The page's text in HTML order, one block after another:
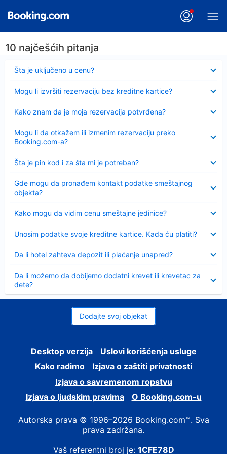
10 najčešćih pitanja
Šta je uključeno u cenu?
Sažeto
Mogu li izvršiti rezervaciju bez kreditne kartice?
Kako znam da je moja rezervacija potvrđena?
Mogu li da otkažem ili izmenim rezervaciju preko
Booking.com-a?
Šta je pin kod i za šta mi je potreban?
Sažeto
Gde mogu da pronađem kontakt podatke smeštajnog
objekta?
Kako mogu da vidim cenu smeštajne jedinice?
Unosim podatke svoje kreditne kartice. Kada ću platiti?
Da li hotel zahteva depozit ili plaćanje unapred?
Da li možemo da dobijemo dodatni krevet ili krevetac za
dete?
Dodajte svoj objekat
Desktop verzija
Uslovi korišćenja usluge
Kako radimo
Izjava o zaštiti privatnosti
Izjava o savremenom ropstvu
Izjava o ljudskim pravima
О Booking.com-u
Autorska prava © 1996–2026 Booking.com™. Sva
prava zadržana.
Vaš referentni broj je: 1CFE78D